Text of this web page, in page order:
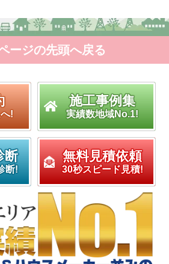
ージの先頭へ戻る
!
施工事例集
実績数地域No.1!
断
断!
無料見積依頼
30秒スピード見積!